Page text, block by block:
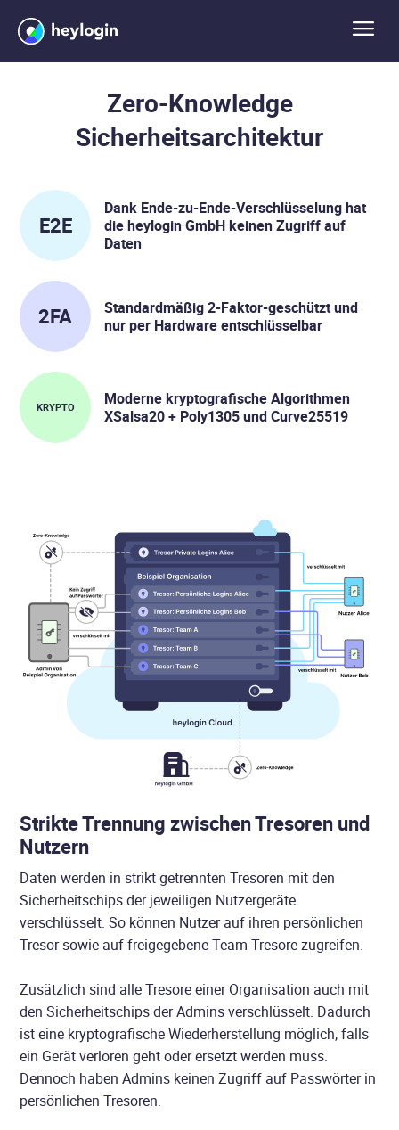
Zero-Knowledge
Sicherheitsarchitektur
E2E
Dank Ende-zu-Ende-Verschlüsselung hat
die heylogin GmbH keinen Zugriff auf
Daten
2FA
Standardmäßig 2-Faktor-geschützt und
nur per Hardware entschlüsselbar
KRYPTO
Moderne kryptografische Algorithmen
XSalsa20 + Poly1305 und Curve25519
Strikte Trennung zwischen Tresoren und
Nutzern
Daten werden in strikt getrennten Tresoren mit den
Sicherheitschips der jeweiligen Nutzergeräte
verschlüsselt. So können Nutzer auf ihren persönlichen
Tresor sowie auf freigegebene Team-Tresore zugreifen.
Zusätzlich sind alle Tresore einer Organisation auch mit
den Sicherheitschips der Admins verschlüsselt. Dadurch
ist eine kryptografische Wiederherstellung möglich, falls
ein Gerät verloren geht oder ersetzt werden muss.
Dennoch haben Admins keinen Zugriff auf Passwörter in
persönlichen Tresoren.